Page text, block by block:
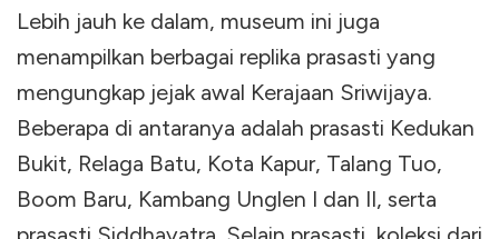
Lebih jauh ke dalam, museum ini juga
menampilkan berbagai replika prasasti yang
mengungkap jejak awal Kerajaan Sriwijaya.
Beberapa di antaranya adalah prasasti Kedukan
Bukit, Relaga Batu, Kota Kapur, Talang Tuo,
Boom Baru, Kambang Unglen I dan II, serta